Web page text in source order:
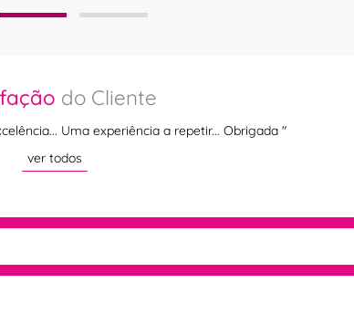
do Cliente
Uma experiência a repetir... Obrigada "
ver todos